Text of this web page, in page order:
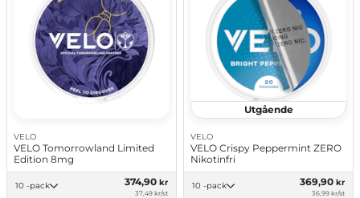
VELO
VELO Tomorrowland Limited
Edition 8mg
10 -pack 374,90 kr
37,49 kr/st
Utgående
VELO
VELO Crispy Peppermint ZERO
Nikotinfri
10 -pack 369,90 kr
36,99 kr/st